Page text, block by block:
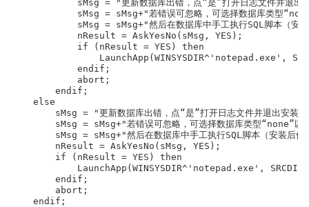
sMsg = "更新数据库出错，点“是”打开日志文件并退出
sMsg = sMsg+"若错误可忽略，可选择数据库类型
sMsg = sMsg+"然后在数据库中手工执行SQL脚本（安
            nResult = AskYesNo(sMsg, YES);
            if (nResult = YES) then
LaunchApp(WINSYSDIR^'notepad.exe',
            endif;
            abort;
        endif;
    else
sMsg = "更新数据库出错，点“是”打开日志文件并退出安装
sMsg = sMsg+"若错误可忽略，可选择数据库类型“none”以
sMsg = sMsg+"然后在数据库中手工执行SQL脚本（安装后保
        nResult = AskYesNo(sMsg, YES);
        if (nResult = YES) then
LaunchApp(WINSYSDIR^'notepad.exe',
        endif;
        abort;
    endif;